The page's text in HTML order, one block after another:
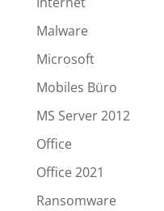
Malware
Microsoft
Mobiles Büro
MS Server 2012
Office
Office 2021
Ransomware